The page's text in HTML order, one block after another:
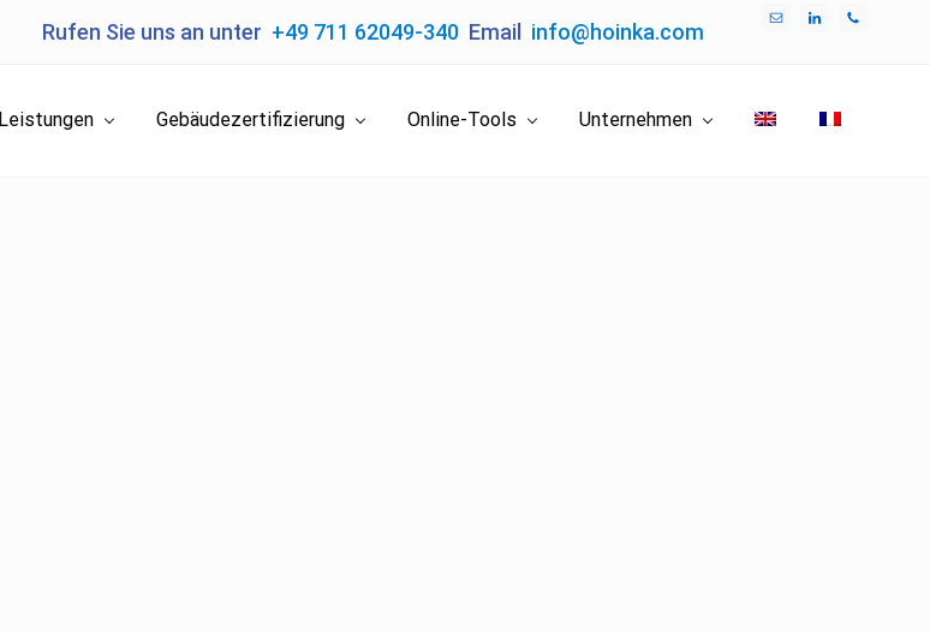
Rufen Sie uns an unter +49 711 62049-340 Email info@hoinka.com
Leistungen Gebäudezertifizierung Online-Tools Unternehmen